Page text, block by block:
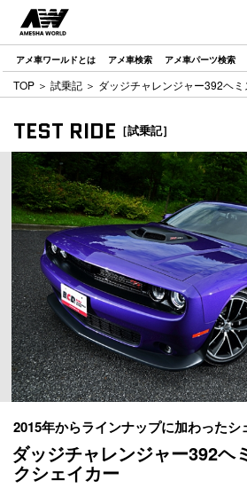
アメ車ワールドとは アメ車検索 アメ車パーツ検索
TOP ＞ 試乗記 ＞ ダッジチャレンジャー392ヘ
TEST RIDE ［試乗記］
2015年からラインナップに加わったシ
ダッジチャレンジャー392ヘ
クシェイカー